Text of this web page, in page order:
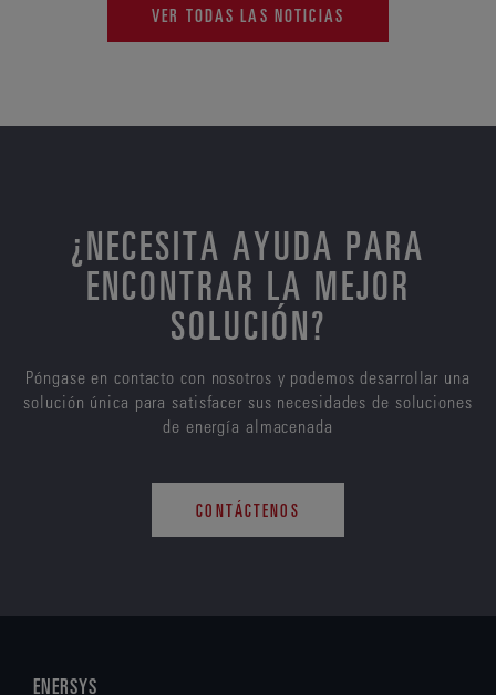
VER TODAS LAS NOTICIAS
¿NECESITA AYUDA PARA
ENCONTRAR LA MEJOR
SOLUCIÓN?
Póngase en contacto con nosotros y podemos desarrollar una
solución única para satisfacer sus necesidades de soluciones
de energía almacenada
CONTÁCTENOS
ENERSYS